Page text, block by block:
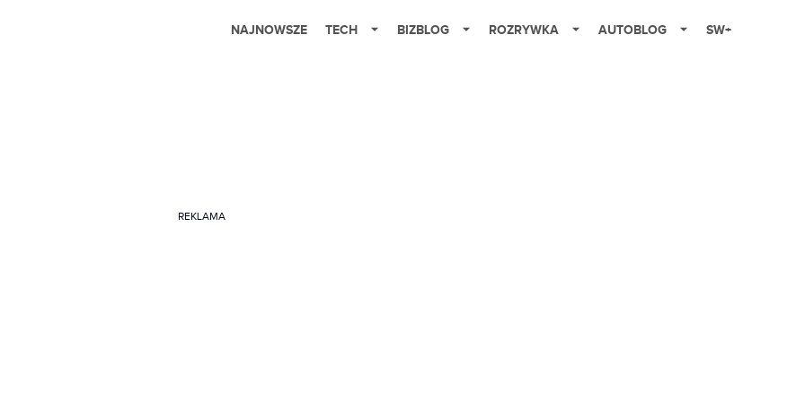
NAJNOWSZE TECH BIZBLOG ROZRYWKA AUTOBLOG SW+
REKLAMA